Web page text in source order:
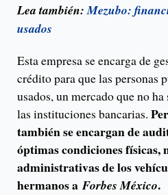
Lea también:Mezubo:
usados
Esta empresa se encarga de
crédito para que las personas
usados, un mercado que no
las instituciones bancarias.
también se encargan de
óptimas condiciones físicas,
administrativas de los
hermanos aForbes México.